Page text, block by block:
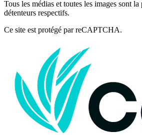
Tous les médias et toutes les images sont
détenteurs respectifs.
Ce site est protégé par reCAPTCHA.